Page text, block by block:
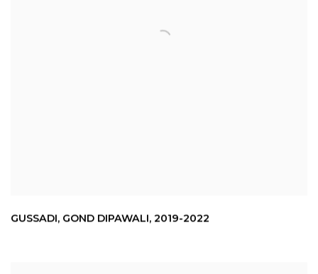
GUSSADI, GOND DIPAWALI, 2019-2022